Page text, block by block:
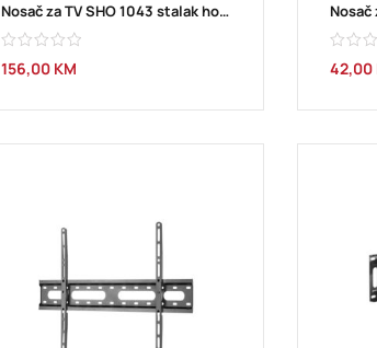
Nosač za TV SHO 1043 stalak holder 32”-65” STELL
156,00 KM 42,00